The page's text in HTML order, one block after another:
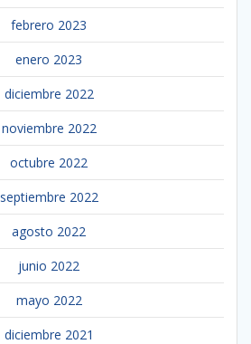
febrero 2023
enero 2023
diciembre 2022
noviembre 2022
octubre 2022
septiembre 2022
agosto 2022
junio 2022
mayo 2022
diciembre 2021